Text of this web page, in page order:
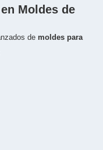
Moldes de
de moldes para